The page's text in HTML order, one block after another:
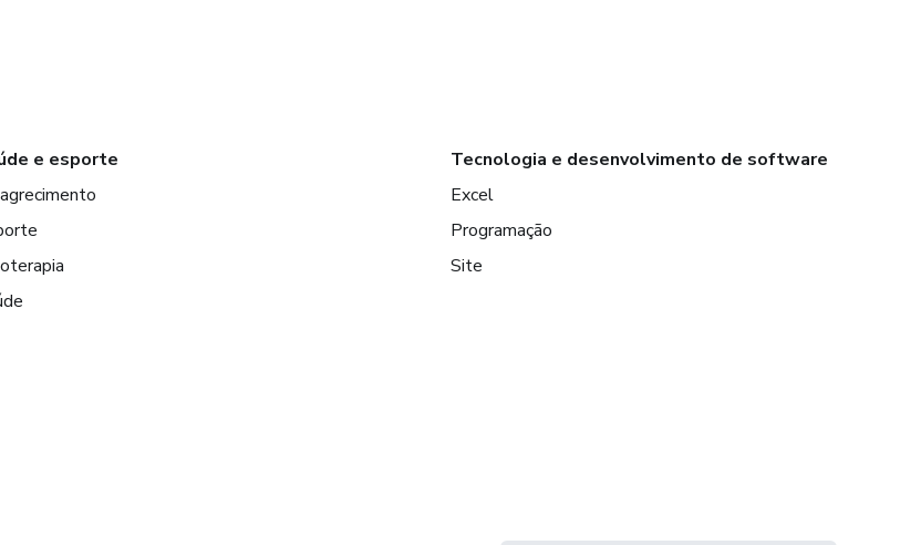
e esporte
Tecnologia e desenvolvimento de software
Excel
Programação
Site